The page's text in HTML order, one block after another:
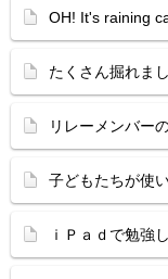
OH! It's raining
たくさん掘れ
リレーメンバー
子どもたちが使
ｉＰａｄで勉強